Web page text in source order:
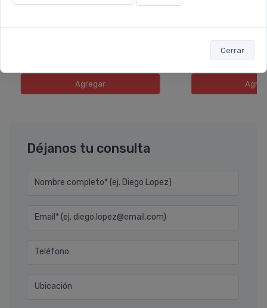
Cerrar
$10.074 $12.592
Agregar
Sumás 2.128 Leloir$
Déjanos tu consulta
Nombre completo* (ej. Diego Lopez)
Email* (ej. diego.lopez@email.com)
Teléfono
Ubicación